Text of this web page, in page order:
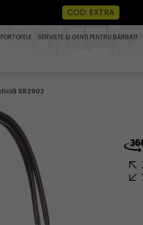
COD: EXTRA
PORTOFELE SERVIETE ȘI GENȚI PENTRU BĂRBAȚI
SR2902